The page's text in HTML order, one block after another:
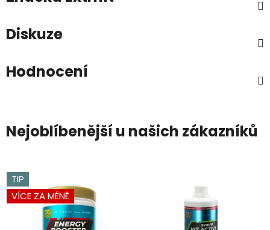
Diskuze
Hodnocení
Nejoblíbenější u našich zákazníků
TIP
VÍCE ZA MÉNĚ